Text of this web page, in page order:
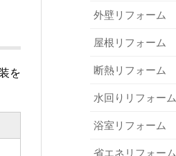
を
外壁リフォーム
屋根リフォーム
断熱リフォーム
水回りリフォーム
浴室リフォーム
省エネリフォーム